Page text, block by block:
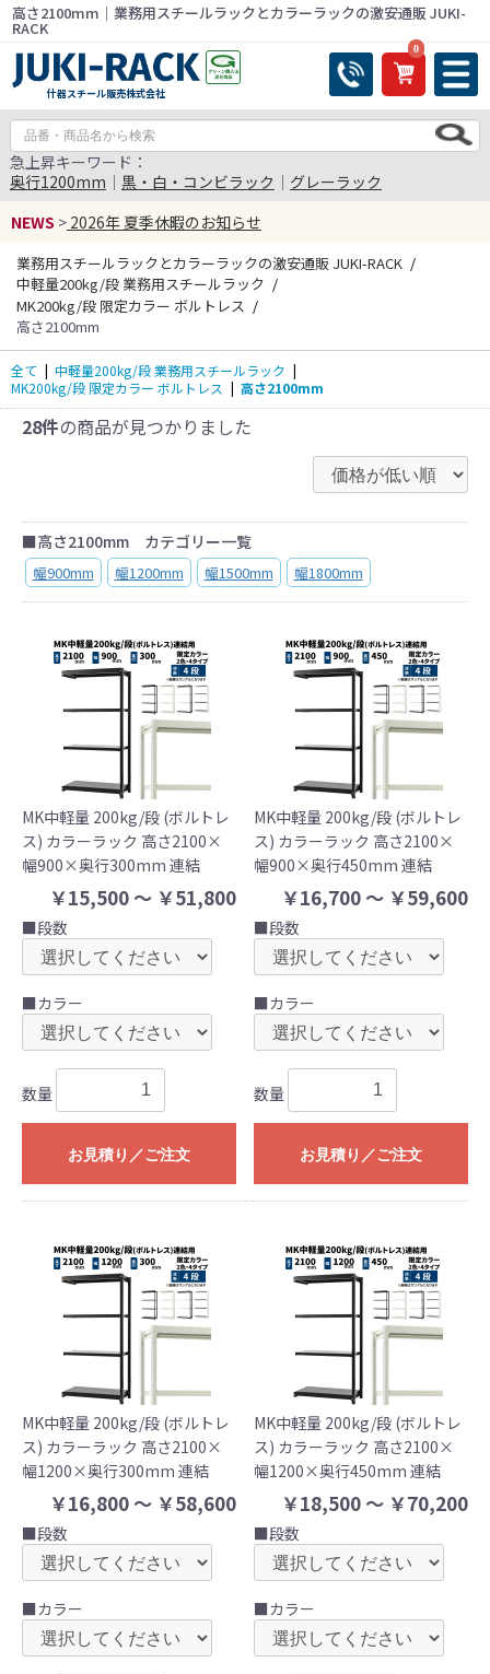
高さ2100mm｜業務用スチールラックとカラーラックの激安通販 JUKI-
RACK
什器スチール販売株式会社
0
急上昇キーワード：
奥行1200mm ｜ 黒・白・コンビラック ｜ グレーラック
NEWS > 2026年 夏季休暇のお知らせ
業務用スチールラックとカラーラックの激安通販 JUKI-RACK
中軽量200kg/段 業務用スチールラック
MK200kg/段 限定カラー ボルトレス
高さ2100mm
全て | 中軽量200kg/段 業務用スチールラック |
MK200kg/段 限定カラー ボルトレス | 高さ2100mm
28件の商品が見つかりました
■高さ2100mm カテゴリー一覧
幅900mm 幅1200mm 幅1500mm 幅1800mm
MK中軽量 200kg/段 (ボルトレ
ス) カラーラック 高さ2100×
幅900×奥行300mm 連結
￥15,500 ～ ￥51,800
■段数
■カラー
数量
お見積り／ご注文
MK中軽量 200kg/段 (ボルトレ
ス) カラーラック 高さ2100×
幅900×奥行450mm 連結
￥16,700 ～ ￥59,600
■段数
■カラー
数量
お見積り／ご注文
MK中軽量 200kg/段 (ボルトレ
ス) カラーラック 高さ2100×
幅1200×奥行300mm 連結
￥16,800 ～ ￥58,600
■段数
■カラー
MK中軽量 200kg/段 (ボルトレ
ス) カラーラック 高さ2100×
幅1200×奥行450mm 連結
￥18,500 ～ ￥70,200
■段数
■カラー